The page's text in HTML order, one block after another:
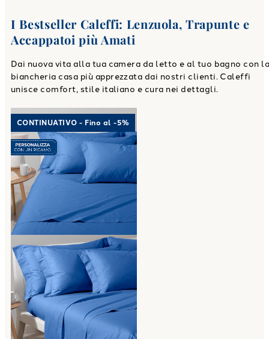
I Bestseller Caleffi: Lenzuola, Trapunte e
Accappatoi più Amati
Dai nuova vita alla tua camera da letto e al tuo bagno con
biancheria casa più apprezzata dai nostri clienti. Caleffi
unisce comfort, stile italiano e cura nei dettagli.
Link to "Completo Lenzuola Cotone tinta
CONTINUATIVO - Fino al -5%